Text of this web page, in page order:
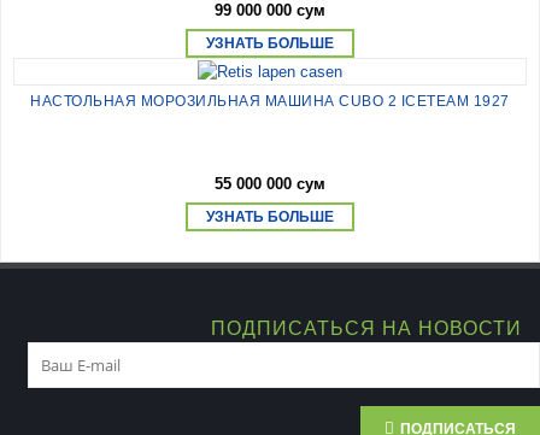
99 000 000 сум
УЗНАТЬ БОЛЬШЕ
НАСТОЛЬНАЯ МОРОЗИЛЬНАЯ МАШИНА CUBO 2 ICETEAM 1927
55 000 000 сум
УЗНАТЬ БОЛЬШЕ
ПОДПИСАТЬСЯ НА НОВОСТИ
ПОДПИСАТЬСЯ